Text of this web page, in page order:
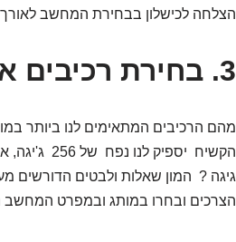
הצלחה לכישלון בבחירת המחשב לאורך
3. בחירת רכיבים איכותיים
מהם הרכיבים המתאימים לנו ביותר
גיגה ? המון שאלות ולבטים הדורשים
הצרכים ובחרו במותג ובמפרט המחשב